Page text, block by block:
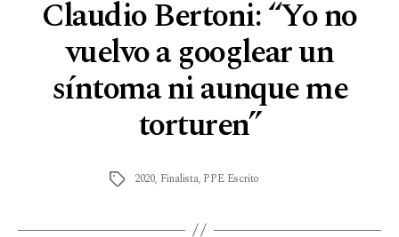
Claudio Bertoni: “Yo no
vuelvo a googlear un
síntoma ni aunque me
torturen”
2020, Finalista, PPE Escrito